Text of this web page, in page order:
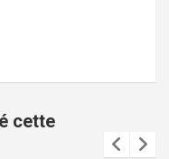
cette